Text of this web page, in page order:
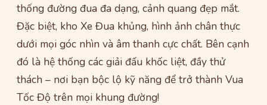
thống đường đua đa dạng, cảnh quang đẹp mắt.
Đặc biệt, kho Xe Đua khủng, hình ảnh chân thực
dưới mọi góc nhìn và âm thanh cực chất. Bên cạnh
đó là hệ thống các giải đấu khốc liệt, đầy thử
thách – nơi bạn bộc lộ kỹ năng để trở thành Vua
Tốc Độ trên mọi khung đường!